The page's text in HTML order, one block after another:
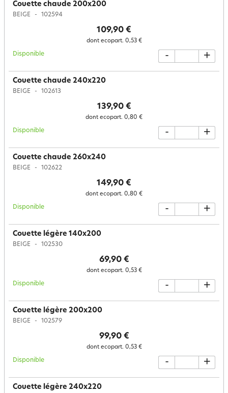
Couette chaude 200x200
BEIGE 102594
109,90 €
dont ecopart. 0,53 €
Disponible - +
Couette chaude 240x220
BEIGE 102613
139,90 €
dont ecopart. 0,80 €
Disponible - +
Couette chaude 260x240
BEIGE 102622
149,90 €
dont ecopart. 0,80 €
Disponible - +
Couette légère 140x200
BEIGE 102530
69,90 €
dont ecopart. 0,53 €
Disponible - +
Couette légère 200x200
BEIGE 102579
99,90 €
dont ecopart. 0,53 €
Disponible - +
Couette légère 240x220